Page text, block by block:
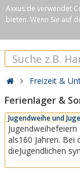
Axxus.de verwendet
bieten. Wenn Sie auf
Freizeit &
Ferienlager &
Jugendweihe und
als160 Jahren. Bei
dieJugendlichen